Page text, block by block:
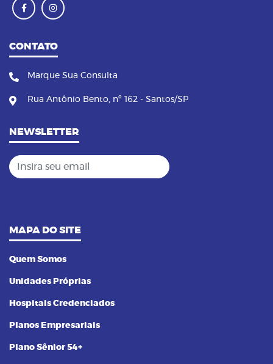
CONTATO
Marque Sua Consulta
Rua Antônio Bento, nº 162 - Santos/SP
NEWSLETTER
Insira seu email
MAPA DO SITE
Quem Somos
Unidades Próprias
Hospitais Credenciados
Planos Empresariais
Plano Sênior 54+